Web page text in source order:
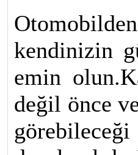
kendinizin
emin
değil önce